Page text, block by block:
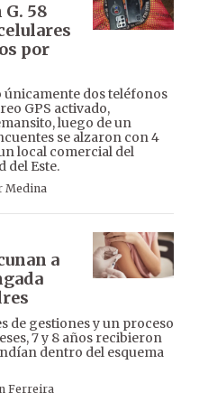
58
por
dos teléfonos
GPS activado,
luego de un
se alzaron con 4
local comercial del
del Este.
Medina
a
de gestiones y un proceso
7 y 8 años recibieron
dentro del esquema
Ferreira